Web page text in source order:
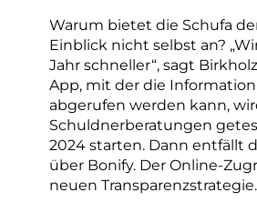
Warum bietet die Schufa
Einblick nicht selbst an?
Jahr schneller“, sagt
App, mit der die
abgerufen werden kann,
Schuldnerberatungen
2024 starten. Dann entfällt
über Bonify. Der Online-
neuen Transparenzstrategie.